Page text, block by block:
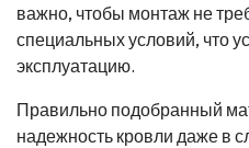
важно, чтобы монтаж не
специальных условий, что
эксплуатацию.
Правильно подобранный
надежность кровли даже в